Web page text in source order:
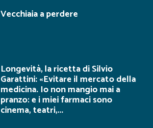
Vecchiaia a perdere
Longevità, la ricetta di Silvio
Garattini: «Evitare il mercato della
medicina. Io non mangio mai a
pranzo: e i miei farmaci sono
cinema, teatri,...